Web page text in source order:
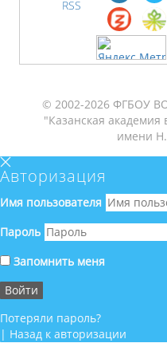
RSS
© 2002-2026 ФГБОУ
"Казанская
имени
Авторизация
Имя пользователя
Пароль
Запомнить меня
Потеряли пароль?
| Назад к авторизации